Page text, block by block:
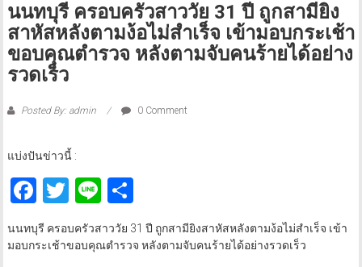
นนทบุรี ครอบครัวสาววัย 31 ปี ถูกสามียิง
สาหัสหลังตามง้อไม่สำเร็จ เข้ามอบกระเช้า
ขอบคุณตำรวจ หลังตามจับคนร้ายได้อย่าง
รวดเร็ว
Posted By: admin 0 Comment
แบ่งปันข่าวนี้ :
Facebook
Twitter
LineShare
นนทบุรี ครอบครัวสาววัย 31 ปี ถูกสามียิงสาหัสหลังตามง้อไม่สำเร็จ เข้า
มอบกระเช้าขอบคุณตำรวจ หลังตามจับคนร้ายได้อย่างรวดเร็ว